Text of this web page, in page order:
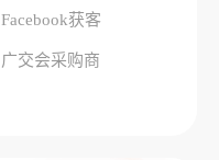
Facebook获客
广交会采购商